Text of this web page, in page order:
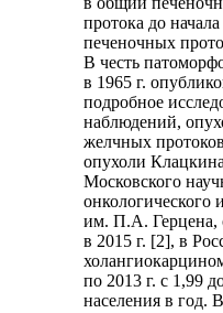
протока до
печеночных
В честь
в 1965 г.
подробное
наблюдений,
желчных
опухоли
Московского
онкологического
им. П.А. Герцена,
в 2015 г. [2], в
по 2013 г. с 1,99
населения в год.